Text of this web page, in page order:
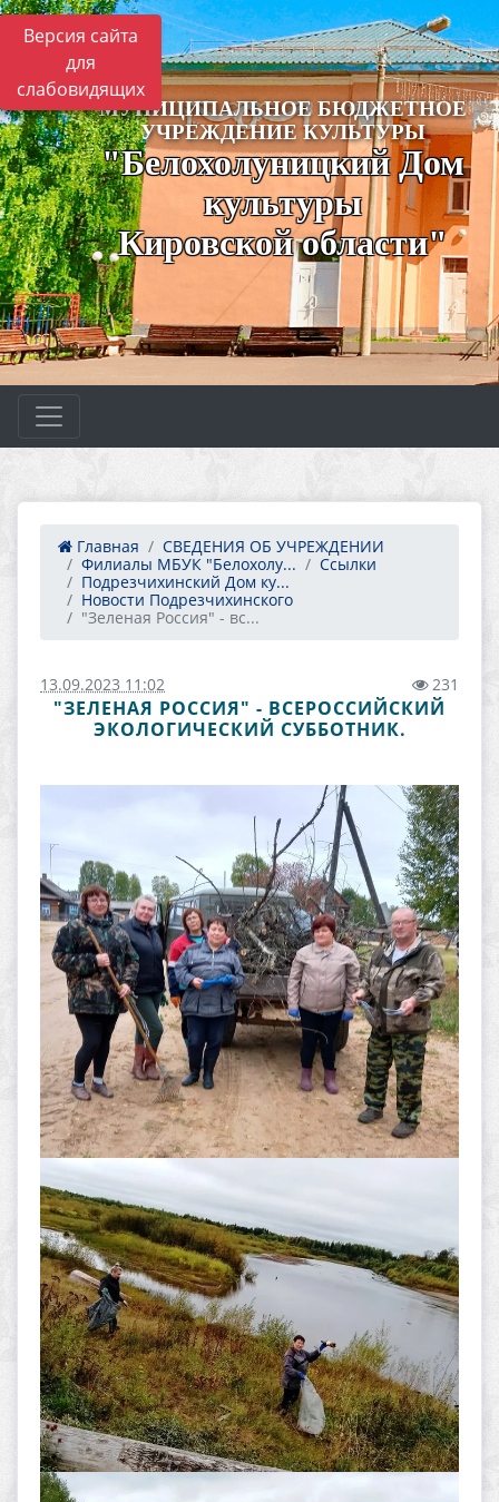
Версия сайта
для
слабовидящих
МУНИЦИПАЛЬНОЕ БЮДЖЕТНОЕ
УЧРЕЖДЕНИЕ КУЛЬТУРЫ
"Белохолуницкий Дом
культуры
Кировской области"
Главная
СВЕДЕНИЯ ОБ УЧРЕЖДЕНИИ
Филиалы МБУК "Белохолу...
Ссылки
Подрезчихинский Дом ку...
Новости Подрезчихинского
"Зеленая Россия" - вс...
13.09.2023 11:02 231
"ЗЕЛЕНАЯ РОССИЯ" - ВСЕРОССИЙСКИЙ
ЭКОЛОГИЧЕСКИЙ СУББОТНИК.